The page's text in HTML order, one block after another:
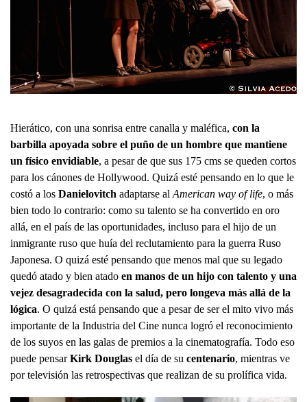
Hierático, con una sonrisa entre canalla y maléfica, con la
barbilla apoyada sobre el puño de un hombre que mantiene
un físico envidiable, a pesar de que sus 175 cms se queden cortos
para los cánones de Hollywood. Quizá esté pensando en lo que le
costó a los Danielovitch adaptarse al American way of life, o más
bien todo lo contrario: como su talento se ha convertido en oro
allá, en el país de las oportunidades, incluso para el hijo de un
inmigrante ruso que huía del reclutamiento para la guerra Ruso
Japonesa. O quizá esté pensando que menos mal que su legado
quedó atado y bien atado en manos de un hijo con talento y una
vejez desagradecida con la salud, pero longeva más allá de la
lógica. O quizá está pensando que a pesar de ser el mito vivo más
importante de la Industria del Cine nunca logró el reconocimiento
de los suyos en las galas de premios a la cinematografía. Todo eso
puede pensarKirk Douglas el día de su centenario, mientras ve
por televisión las retrospectivas que realizan de su prolífica vida.